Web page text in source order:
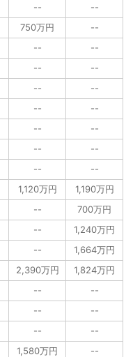
--
--
750万円
--
--
--
--
--
--
--
--
--
--
--
--
--
--
--
1,120万円
1,190万円
--
700万円
--
1,240万円
--
1,664万円
2,390万円
1,824万円
--
--
--
--
--
--
1,580万円
--